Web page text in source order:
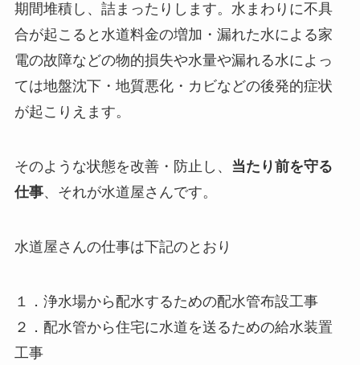
期間堆積し、詰まったりします。水まわりに不具
合が起こると水道料金の増加・漏れた水による家
電の故障などの物的損失や水量や漏れる水によっ
ては地盤沈下・地質悪化・カビなどの後発的症状
が起こりえます。
そのような状態を改善・防止し、 当たり前を守る
仕事、それが水道屋さんです。
水道屋さんの仕事は下記のとおり
１．浄水場から配水するための配水管布設工事
２．配水管から住宅に水道を送るための給水装置
工事